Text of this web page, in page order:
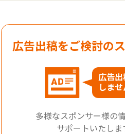
広告出稿をご検討の
広告出
しませ
多様なスポンサー様の
サポートいたしま